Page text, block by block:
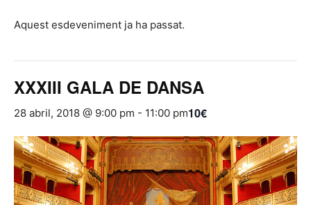
Aquest esdeveniment ja ha passat.
XXXIII GALA DE DANSA
28 abril, 2018 @ 9:00 pm - 11:00 pm10€